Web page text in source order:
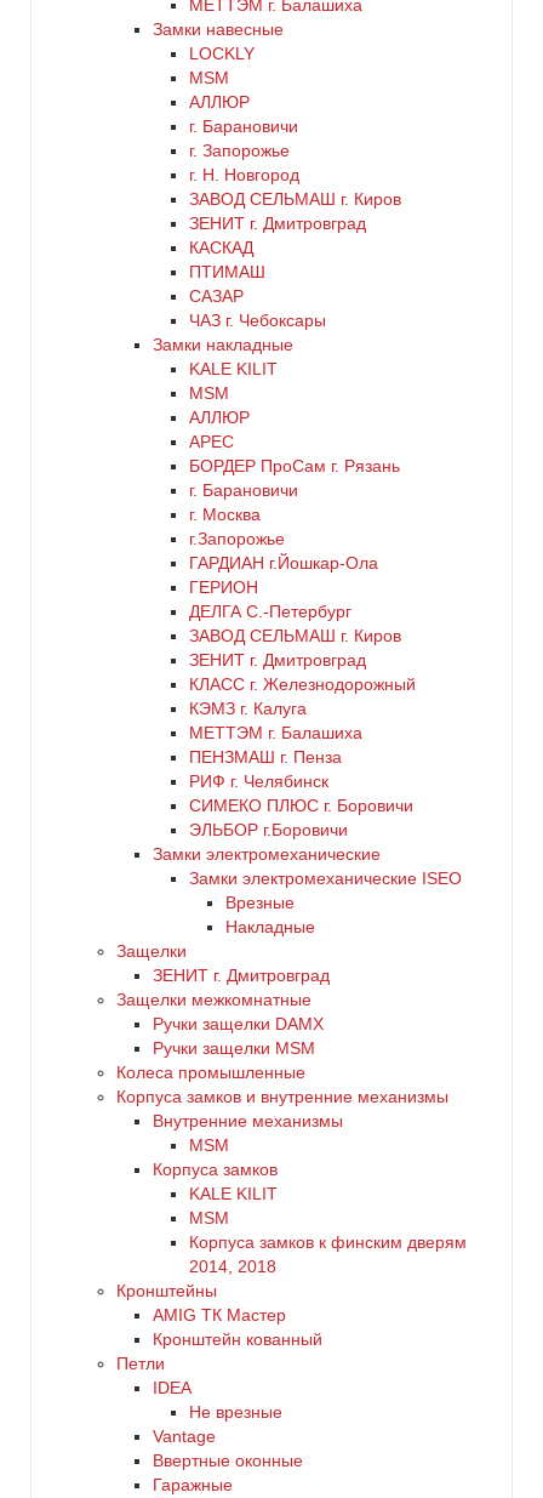
МЕТТЭМ г. Балашиха
Замки навесные
LOCKLY
MSM
АЛЛЮР
г. Барановичи
г. Запорожье
г. Н. Новгород
ЗАВОД СЕЛЬМАШ г. Киров
ЗЕНИТ г. Дмитровград
КАСКАД
ПТИМАШ
САЗАР
ЧАЗ г. Чебоксары
Замки накладные
KALE KILIT
MSM
АЛЛЮР
АРЕС
БОРДЕР ПроСам г. Рязань
г. Барановичи
г. Москва
г.Запорожье
ГАРДИАН г.Йошкар-Ола
ГЕРИОН
ДЕЛГА С.-Петербург
ЗАВОД СЕЛЬМАШ г. Киров
ЗЕНИТ г. Дмитровград
КЛАСС г. Железнодорожный
КЭМЗ г. Калуга
МЕТТЭМ г. Балашиха
ПЕНЗМАШ г. Пенза
РИФ г. Челябинск
СИМЕКО ПЛЮС г. Боровичи
ЭЛЬБОР г.Боровичи
Замки электромеханические
Замки электромеханические ISEO
Врезные
Накладные
Защелки
ЗЕНИТ г. Дмитровград
Защелки межкомнатные
Ручки защелки DAMX
Ручки защелки MSM
Колеса промышленные
Корпуса замков и внутренние механизмы
Внутренние механизмы
MSM
Корпуса замков
KALE KILIT
MSM
Корпуса замков к финским дверям
2014, 2018
Кронштейны
AMIG ТК Мастер
Кронштейн кованный
Петли
IDEA
Не врезные
Vantage
Ввертные оконные
Гаражные